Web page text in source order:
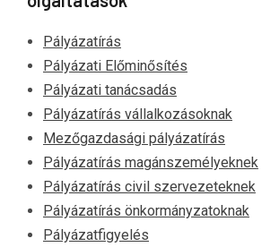
Pályázatírás
Pályázati Előminősítés
Pályázati tanácsadás
Pályázatírás vállalkozásoknak
Mezőgazdasági pályázatírás
Pályázatírás magánszemélyeknek
Pályázatírás civil szervezeteknek
Pályázatírás önkormányzatoknak
Pályázatfigyelés